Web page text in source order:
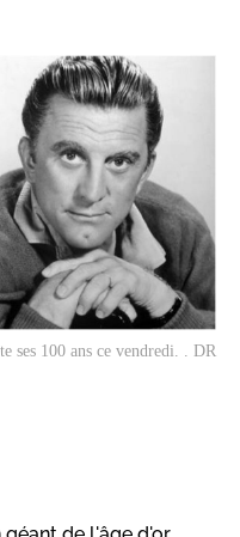
ses 100 ans ce vendredi. . DR